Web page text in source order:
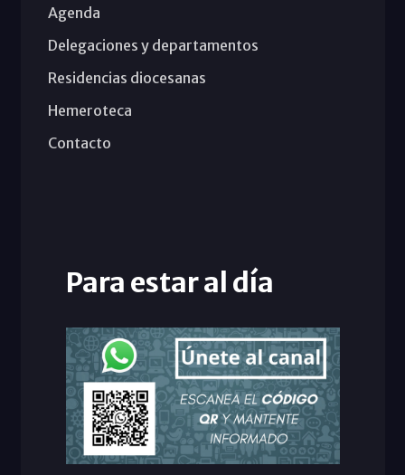
Agenda
Delegaciones y departamentos
Residencias diocesanas
Hemeroteca
Contacto
Para estar al día